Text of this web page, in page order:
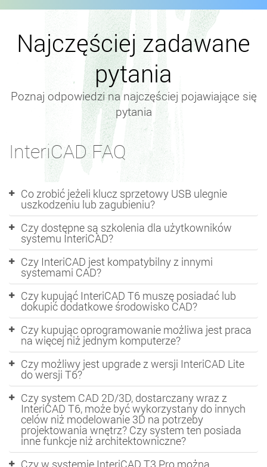
Najczęściej zadawane
pytania
Poznaj odpowiedzi na najczęściej pojawiające się
pytania
InteriCAD FAQ
Co zrobić jeżeli klucz sprzetowy USB ulegnie
uszkodzeniu lub zagubieniu?
Czy dostępne są szkolenia dla użytkowników
systemu InteriCAD?
Czy InteriCAD jest kompatybilny z innymi
systemami CAD?
Czy kupująć InteriCAD T6 muszę posiadać lub
dokupić dodatkowe środowisko CAD?
Czy kupując oprogramowanie możliwa jest praca
na więcej niż jednym komputerze?
Czy możliwy jest upgrade z wersji InteriCAD Lite
do wersji T6?
Czy system CAD 2D/3D, dostarczany wraz z
InteriCAD T6, może być wykorzystany do innych
celów niż modelowanie 3D na potrzeby
projektowania wnętrz? Czy system ten posiada
inne funkcje niż architektowniczne?
Czy w systemie InteriCAD T3 Pro można